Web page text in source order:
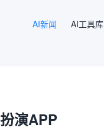
AI新闻 AI工具库
演APP